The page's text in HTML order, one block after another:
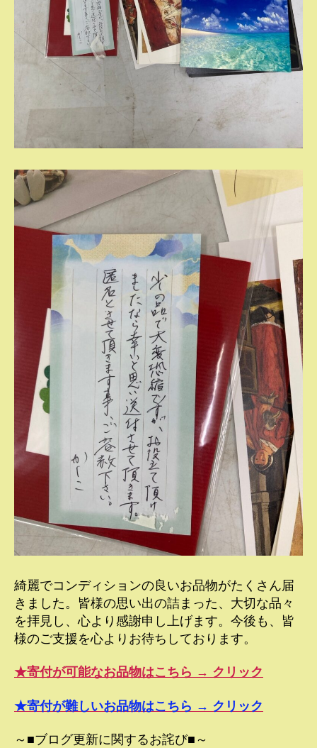
綺麗でコンディションの良いお品物がたくさん届
きました。皆様の思い出の詰まった、大切な品々
を拝見し、心より感謝申し上げます。今後も、皆
様のご支援を心よりお待ちしております。
★寄付が可能なお品物はこちら → クリック
★寄付が難しいお品物はこちら → クリック
～■ブログ更新に関するお詫び■～